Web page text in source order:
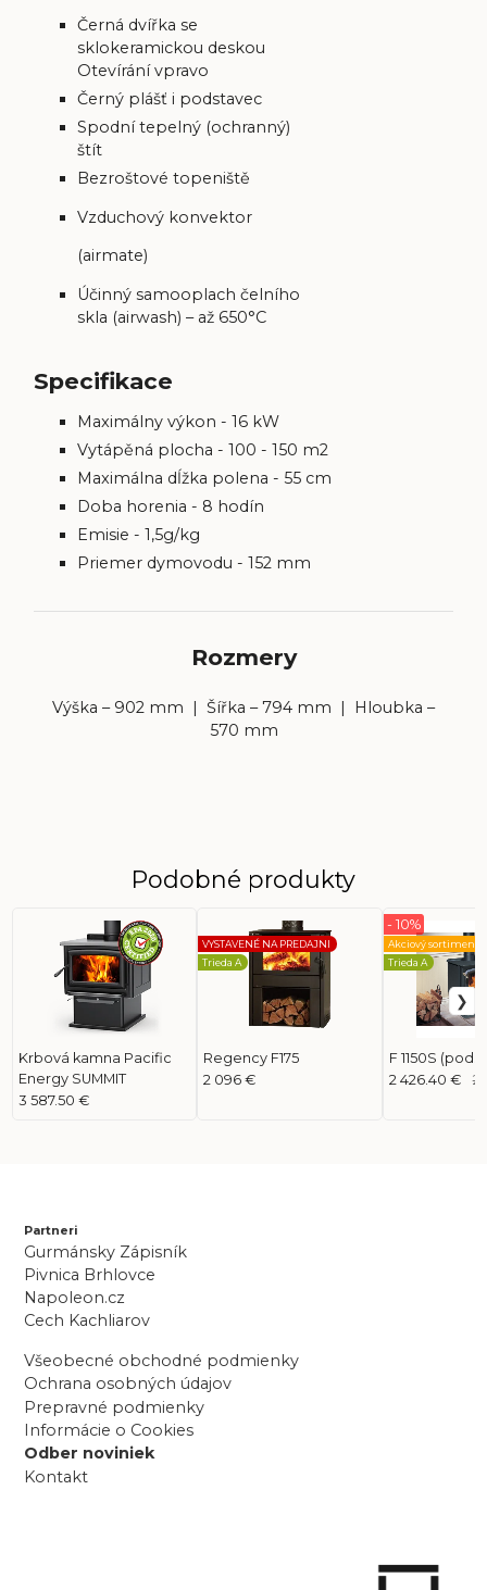
Černá dvířka se
sklokeramickou deskou
Otevírání vpravo
Černý plášť i podstavec
Spodní tepelný (ochranný)
štít
Bezroštové topeniště
Vzduchový konvektor
(airmate)
Účinný samooplach čelního
skla (airwash) – až 650°C
Specifikace
Maximálny výkon - 16 kW
Vytápěná plocha - 100 - 150 m2
Maximálna dĺžka polena - 55 cm
Doba horenia - 8 hodín
Emisie - 1,5g/kg
Priemer dymovodu - 152 mm
Rozmery
Výška – 902 mm | Šířka – 794 mm | Hloubka –
570 mm
Podobné produkty
Krbová kamna Pacific
Energy SUMMIT
3 587.50 €
Regency F175
VYSTAVENÉ NA PREDAJNI
Trieda A
2 096 €
F 1150S
Akciový sortiment
Trieda A
- 10%
2 426.40 € 2
Partneri
Gurmánsky Zápisník
Pivnica Brhlovce
Napoleon.cz
Cech Kachliarov
Všeobecné obchodné podmienky
Ochrana osobných údajov
Prepravné podmienky
Informácie o Cookies
Odber noviniek
Kontakt